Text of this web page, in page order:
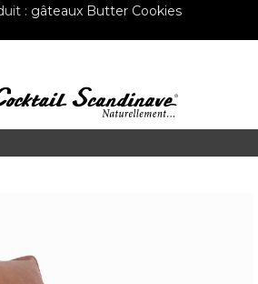
: gâteaux Butter Cookies